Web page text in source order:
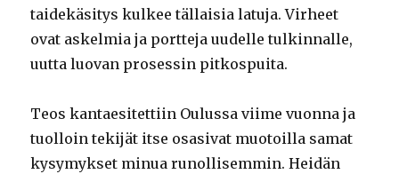
taidekäsitys kulkee tällaisia latuja. Virheet
ovat askelmia ja portteja uudelle tulkinnalle,
uutta luovan prosessin pitkospuita.
Teos kantaesitettiin Oulussa viime vuonna ja
tuolloin tekijät itse osasivat muotoilla samat
kysymykset minua runollisemmin. Heidän